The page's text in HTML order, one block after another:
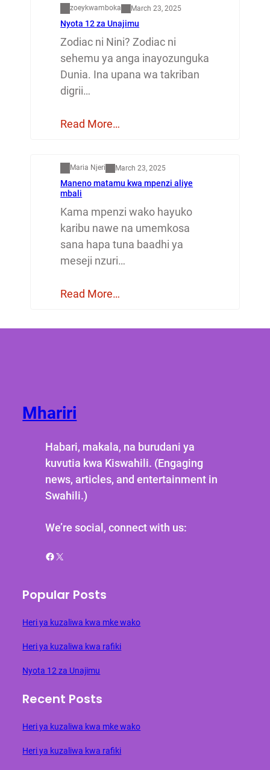
zoeykwamboka March 23, 2025
Nyota 12 za Unajimu
Zodiac ni Nini? Zodiac ni
sehemu ya anga inayozunguka
Dunia. Ina upana wa takriban
digrii…
Read More…
Maria Njeri March 23, 2025
Maneno matamu kwa mpenzi aliye
mbali
Kama mpenzi wako hayuko
karibu nawe na umemkosa
sana hapa tuna baadhi ya
meseji nzuri…
Read More…
Mhariri
Habari, makala, na burudani ya
kuvutia kwa Kiswahili. (Engaging
news, articles, and entertainment in
Swahili.)
We’re social, connect with us:
Facebook X
Popular Posts
Heri ya kuzaliwa kwa mke wako
Heri ya kuzaliwa kwa rafiki
Nyota 12 za Unajimu
Recent Posts
Heri ya kuzaliwa kwa mke wako
Heri ya kuzaliwa kwa rafiki